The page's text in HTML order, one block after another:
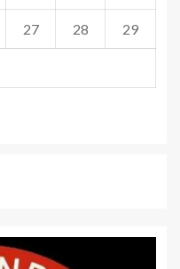
27 28 29